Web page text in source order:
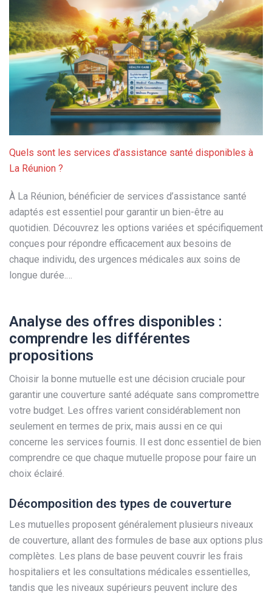
Quels sont les services d’assistance santé disponibles à
La Réunion ?
À La Réunion, bénéficier de services d’assistance santé
adaptés est essentiel pour garantir un bien-être au
quotidien. Découvrez les options variées et spécifiquement
conçues pour répondre efficacement aux besoins de
chaque individu, des urgences médicales aux soins de
longue durée.…
Analyse des offres disponibles :
comprendre les différentes
propositions
Choisir la bonne mutuelle est une décision cruciale pour
garantir une couverture santé adéquate sans compromettre
votre budget. Les offres varient considérablement non
seulement en termes de prix, mais aussi en ce qui
concerne les services fournis. Il est donc essentiel de bien
comprendre ce que chaque mutuelle propose pour faire un
choix éclairé.
Décomposition des types de couverture
Les mutuelles proposent généralement plusieurs niveaux
de couverture, allant des formules de base aux options plus
complètes. Les plans de base peuvent couvrir les frais
hospitaliers et les consultations médicales essentielles,
tandis que les niveaux supérieurs peuvent inclure des